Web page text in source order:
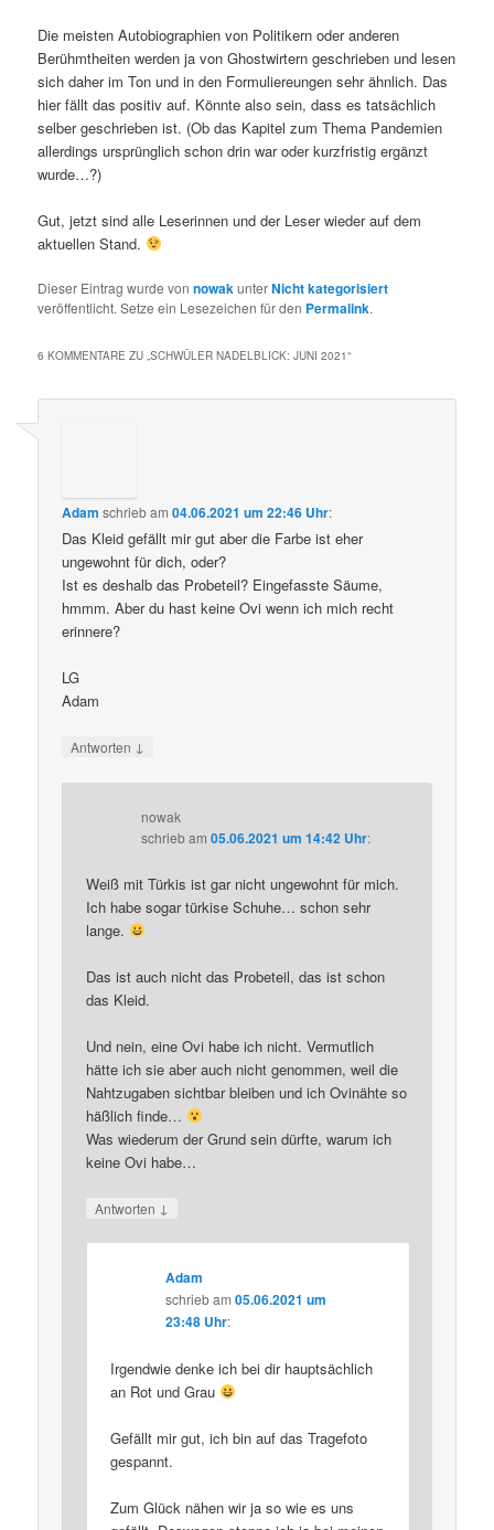
Die meisten Autobiographien von Politikern oder anderen
Berühmtheiten werden ja von Ghostwirtern geschrieben und lesen
sich daher im Ton und in den Formuliereungen sehr ähnlich. Das
hier fällt das positiv auf. Könnte also sein, dass es tatsächlich
selber geschrieben ist. (Ob das Kapitel zum Thema Pandemien
allerdings ursprünglich schon drin war oder kurzfristig ergänzt
wurde…?)
Gut, jetzt sind alle Leserinnen und der Leser wieder auf dem
aktuellen Stand.
Dieser Eintrag wurde vonnowakunterNicht kategorisiert
veröffentlicht. Setze ein Lesezeichen für den Permalink.
6 KOMMENTARE ZU „SCHWÜLER NADELBLICK: JUNI 2021“
Adam schriebam04.06.2021 um 22:46 Uhr:
Das Kleid gefällt mir gut aber die Farbe ist eher
ungewohnt für dich, oder?
Ist es deshalb das Probeteil? Eingefasste Säume,
hmmm. Aber du hast keine Ovi wenn ich mich recht
erinnere?
LG
Adam
Antworten ↓
nowak
schriebam05.06.2021 um 14:42 Uhr:
Weiß mit Türkis ist gar nicht ungewohnt für mich.
Ich habe sogar türkise Schuhe… schon sehr
lange.
Das ist auch nicht das Probeteil, das ist schon
das Kleid.
Und nein, eine Ovi habe ich nicht. Vermutlich
hätte ich sie aber auch nicht genommen, weil die
Nahtzugaben sichtbar bleiben und ich Ovinähte so
häßlich finde…
Was wiederum der Grund sein dürfte, warum ich
keine Ovi habe…
Antworten ↓
Adam
schriebam05.06.2021 um
23:48 Uhr:
Irgendwie denke ich bei dir hauptsächlich
an Rot und Grau
Gefällt mir gut, ich bin auf das Tragefoto
gespannt.
Zum Glück nähen wir ja so wie es uns